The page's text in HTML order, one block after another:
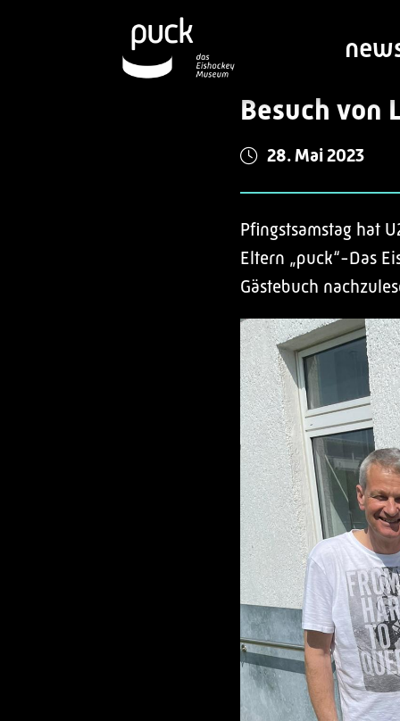
Besuch von
28. Mai 2023
Pfingstsamstag hat
Eltern „puck“-Das
Gästebuch